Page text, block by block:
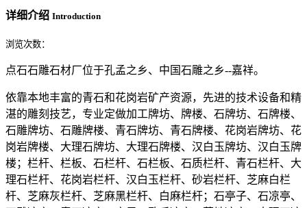
详细介绍 Introduction
浏览次数：
点石石雕石材厂位于孔孟之乡、中国石雕之乡--嘉祥。
依靠本地丰富的青石和花岗岩矿产资源，先进的技术设备和精
湛的雕刻技艺，专业定做加工牌坊、牌楼、石牌坊、石牌楼、
石雕牌坊、石雕牌楼、青石牌坊、青石牌楼、花岗岩牌坊、花
岗岩牌楼、大理石牌坊、大理石牌楼、汉白玉牌坊、汉白玉牌
楼；栏杆、栏板、石栏杆、石栏板、石质栏杆、青石栏杆、大
理石栏杆、花岗岩栏杆、汉白玉栏杆、砂岩栏杆、芝麻白栏
杆、芝麻灰栏杆、芝麻黑栏杆、白麻栏杆；石亭子、石凉亭、